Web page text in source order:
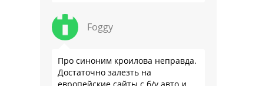
Foggy
Про синоним кроилова неправда.
Достаточно залезть на